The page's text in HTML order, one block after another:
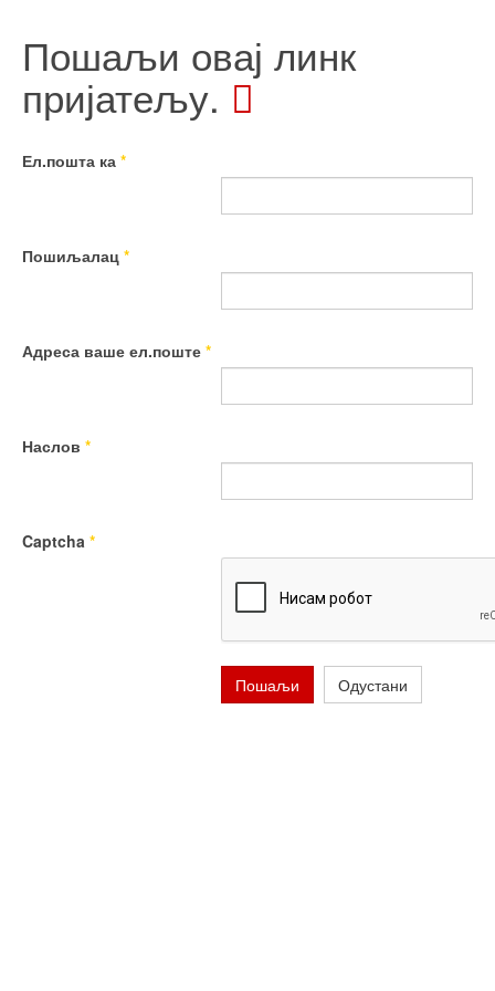
Пошаљи овај линк
пријатељу.
Ел.пошта ка *
Пошиљалац *
Адреса ваше ел.поште *
Наслов *
Captcha *
Пошаљи Одустани